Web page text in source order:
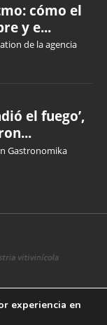
cómo el
y e...
de la agencia
el fuego’,
Gastronomika
experiencia en